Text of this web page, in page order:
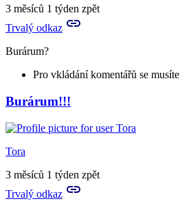
3 měsíců 1 týden zpět
Trvalý odkaz
Burárum?
Pro vkládání komentářů se musíte
Burárum!!!
Tora
3 měsíců 1 týden zpět
Trvalý odkaz